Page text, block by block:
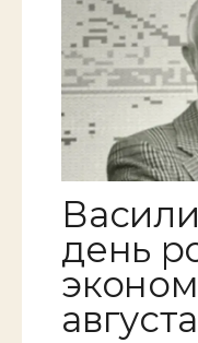
день
августа